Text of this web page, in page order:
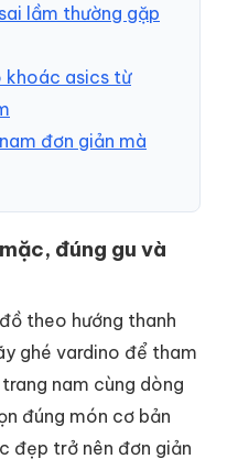
lầm thường gặp
khoác asics từ
đơn giản mà
đúng gu và
theo hướng thanh
ghé vardino để tham
nam cùng dòng
đúng món cơ bản
đẹp trở nên đơn giản